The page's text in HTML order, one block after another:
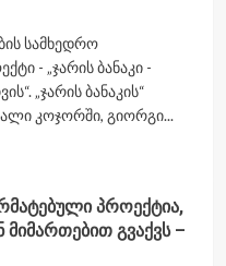
სამხედრო
- „ჯარის ბანაკი -
„ჯარის ბანაკის“
კოჯორში, გიორგი...
პროექტია,
გვაქვს –